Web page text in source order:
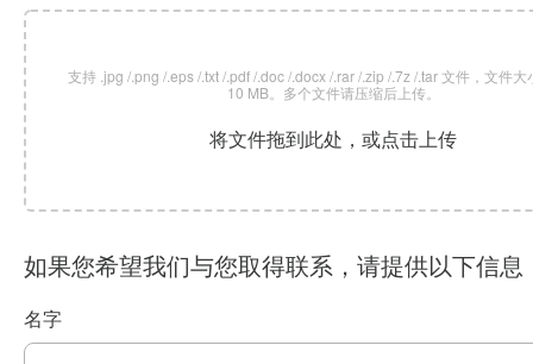
支持 .jpg /.png /.eps /.txt /.pdf /.doc /.docx /.rar /.zip /.7z /.tar 文件，文件大
10 MB。多个文件请压缩后上传。
将文件拖到此处，或点击上传
如果您希望我们与您取得联系，请提供以下信息
名字